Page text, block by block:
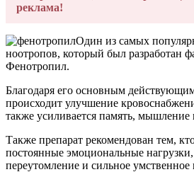
реклама!
Один из самых
ноотропов, который был разработан
Фенотропил.
Благодаря его основным
происходит улучшение
также усиливается память,
Также препарат рекомендован тем,
постоянные эмоциональные нагрузки,
переутомление и сильное